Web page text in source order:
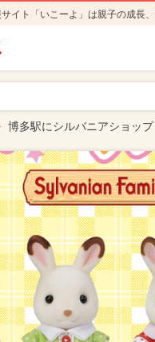
イト「いこーよ」は親子の成長
博多駅にシルバニアショッ